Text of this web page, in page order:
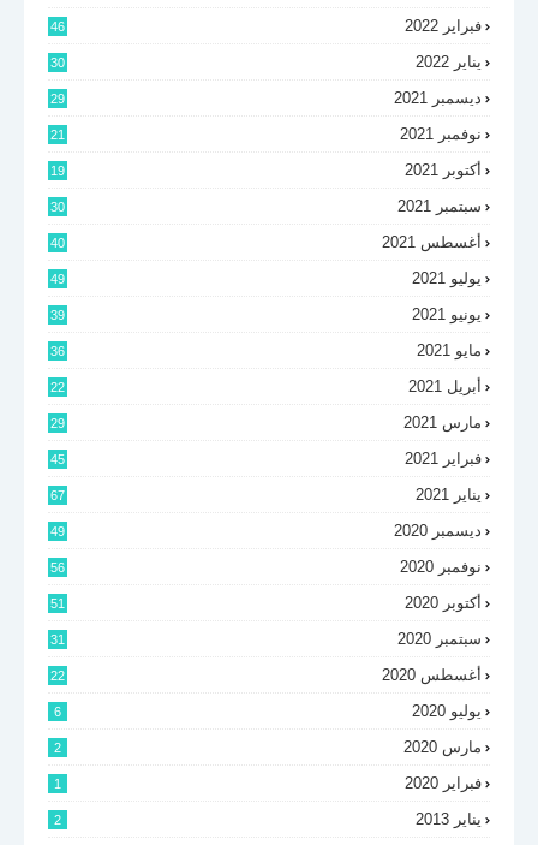
فبراير 2022 46
يناير 2022 30
ديسمبر 2021 29
نوفمبر 2021 21
أكتوبر 2021 19
سبتمبر 2021 30
أغسطس 2021 40
يوليو 2021 49
يونيو 2021 39
مايو 2021 36
أبريل 2021 22
مارس 2021 29
فبراير 2021 45
يناير 2021 67
ديسمبر 2020 49
نوفمبر 2020 56
أكتوبر 2020 51
سبتمبر 2020 31
أغسطس 2020 22
يوليو 2020 6
مارس 2020 2
فبراير 2020 1
يناير 2013 2